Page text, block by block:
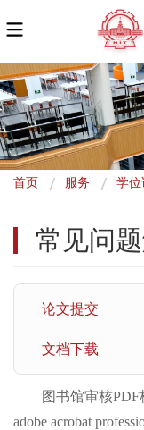
面
首页 服务 学位
常见问
论文提交
文档下载
图书馆审核
adobe acrobat